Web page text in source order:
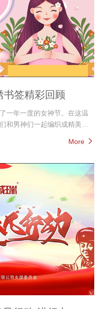
书签精彩回顾
一年一度的女神节。在这温
和男神们一起编织成精美的
More